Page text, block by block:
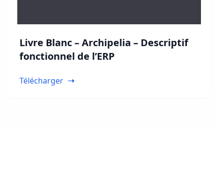
Livre Blanc – Archipelia – Descriptif
fonctionnel de l’ERP
Télécharger